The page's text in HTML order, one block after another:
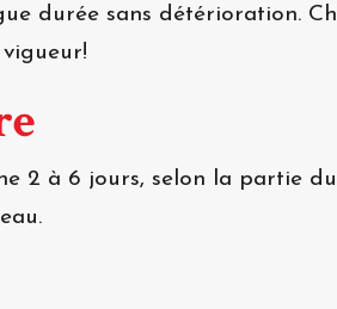
durée sans détérioration.
2 à 6 jours, selon la partie